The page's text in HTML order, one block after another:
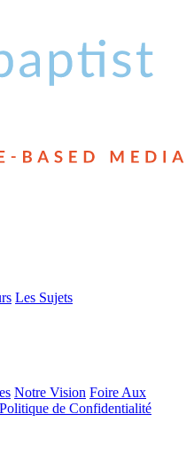
Les Sujets
Notre Vision Foire Aux
Politique de Confidentialité